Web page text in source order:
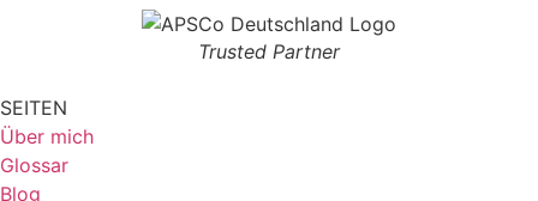
Trusted Partner
SEITEN
Über mich
Glossar
Blog